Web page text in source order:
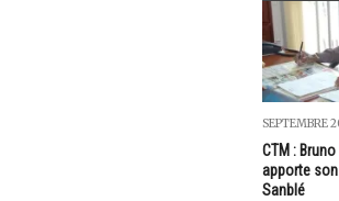
SEPTEMBRE
CTM :
apporte
Sanblé